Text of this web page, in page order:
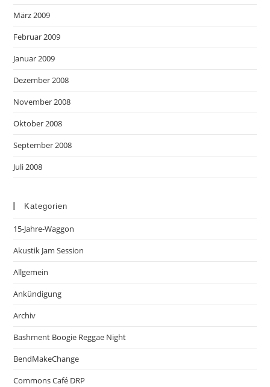
März 2009
Februar 2009
Januar 2009
Dezember 2008
November 2008
Oktober 2008
September 2008
Juli 2008
Kategorien
15-Jahre-Waggon
Akustik Jam Session
Allgemein
Ankündigung
Archiv
Bashment Boogie Reggae Night
BendMakeChange
Commons Café DRP